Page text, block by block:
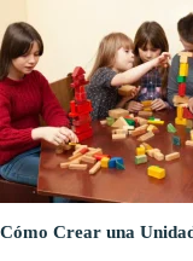
Cómo Crear una